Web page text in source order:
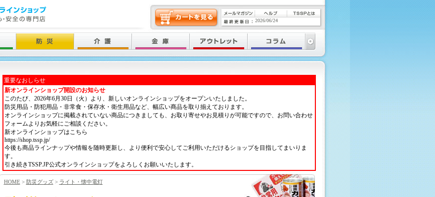
重要なおしらせ
新オンラインショップ開設のお知らせ
このたび、2026年6月30日（火）より、新しいオンラインショップをオープンいたしました。
防災用品・防犯用品・非常食・保存水・衛生用品など、幅広い商品を取り揃えております。
オンラインショップに掲載されていない商品につきましても、お取り寄せやお見積りが可能ですので、お問い合わせ
フォームよりお気軽にご相談ください。
新オンラインショップはこちら
https://shop.tssp.jp/
今後も商品ラインナップや情報を随時更新し、より便利で安心してご利用いただけるショップを目指してまいりま
す。
引き続きTSSP.JP公式オンラインショップをよろしくお願いいたします。
HOME > 防災グッズ> ライト・懐中電灯
2026/06/24